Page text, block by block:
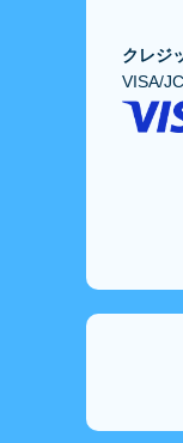
クレジ
VISA/